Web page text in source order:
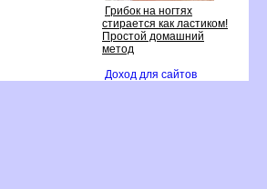
Грибок на ногтях
стирается как ластиком!
Простой домашний
метод
Доход для сайто